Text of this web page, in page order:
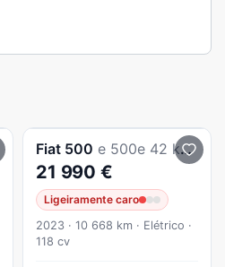
Fiat 500 e 500e 42 kWh La Prima by Bocelli
21 990 €
Ligeiramente caro
2023 · 10 668 km · Elétrico ·
118 cv